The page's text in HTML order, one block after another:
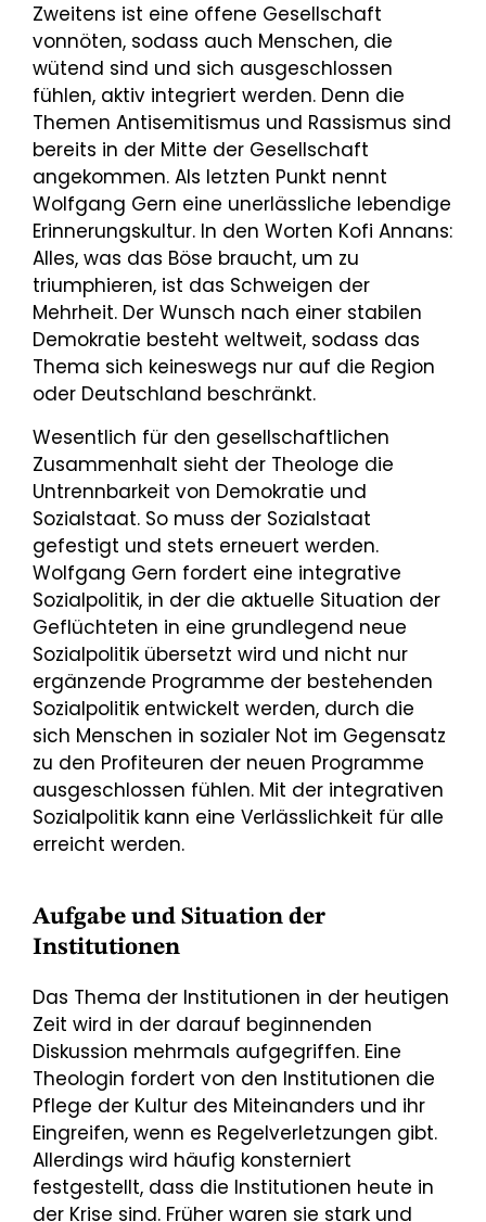
Zweitens ist eine offene Gesellschaft
vonnöten, sodass auch Menschen, die
wütend sind und sich aus­geschlossen
fühlen, aktiv integriert werden. Denn die
Themen Antisemitismus und Rassismus sind
bereits in der Mitte der Gesellschaft
angekommen. Als letzten Punkt nennt
Wolfgang Gern eine uner­lässliche lebendige
Erinnerungskultur. In den Worten Kofi Annans:
Alles, was das Böse braucht, um zu
triumphieren, ist das Schweigen der
Mehrheit. Der Wunsch nach einer stabilen
Demokratie besteht weltweit, sodass das
Thema sich keineswegs nur auf die Region
oder Deutschland beschränkt.
Wesentlich für den gesellschaftlichen
Zusammenhalt sieht der Theologe die
Untrennbarkeit von Demokratie und
Sozialstaat. So muss der Sozialstaat
gefestigt und stets erneuert werden.
Wolfgang Gern fordert eine integrative
Sozialpolitik, in der die aktuelle Situation der
Geflüchteten in eine grundlegend neue
Sozialpolitik übersetzt wird und nicht nur
ergänzende Programme der bestehenden
Sozialpolitik entwickelt werden, durch die
sich Menschen in sozialer Not im Gegensatz
zu den Profi­teuren der neuen Programme
ausgeschlossen fühlen. Mit der integrativen
Sozialpolitik kann eine Ver­lässlichkeit für alle
erreicht werden.
Aufgabe und Situation der
Institutionen
Das Thema der Institutionen in der heutigen
Zeit wird in der darauf beginnenden
Diskussion mehr­mals aufgegriffen. Eine
Theologin fordert von den Institutionen die
Pflege der Kultur des Miteinanders und ihr
Eingreifen, wenn es Regelverletzungen gibt.
Allerdings wird häufig konsterniert
festgestellt, dass die Institutionen heute in
der Krise sind. Früher waren sie stark und